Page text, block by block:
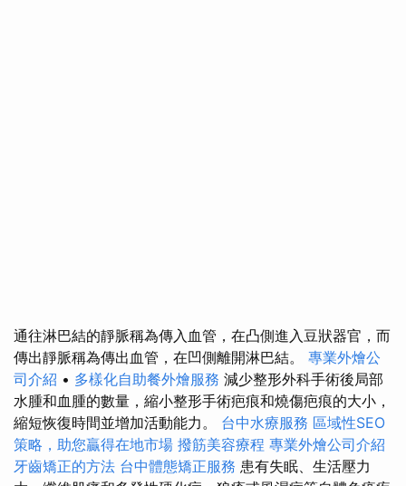
通往淋巴結的靜脈稱為傳入血管，在凸側進入豆狀器官，而
傳出靜脈稱為傳出血管，在凹側離開淋巴結。 專業外燴公
司介紹 • 多樣化自助餐外燴服務 減少整形外科手術後局部
水腫和血腫的數量，縮小整形手術疤痕和燒傷疤痕的大小，
縮短恢復時間並增加活動能力。 台中水療服務 區域性SEO
策略，助您贏得在地市場 撥筋美容療程 專業外燴公司介紹
牙齒矯正的方法 台中體態矯正服務 患有失眠、生活壓力